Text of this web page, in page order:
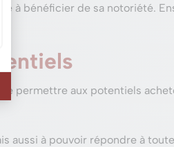
à bénéficier de sa notoriété.
permettre aux potentiels
aussi à pouvoir répondre à